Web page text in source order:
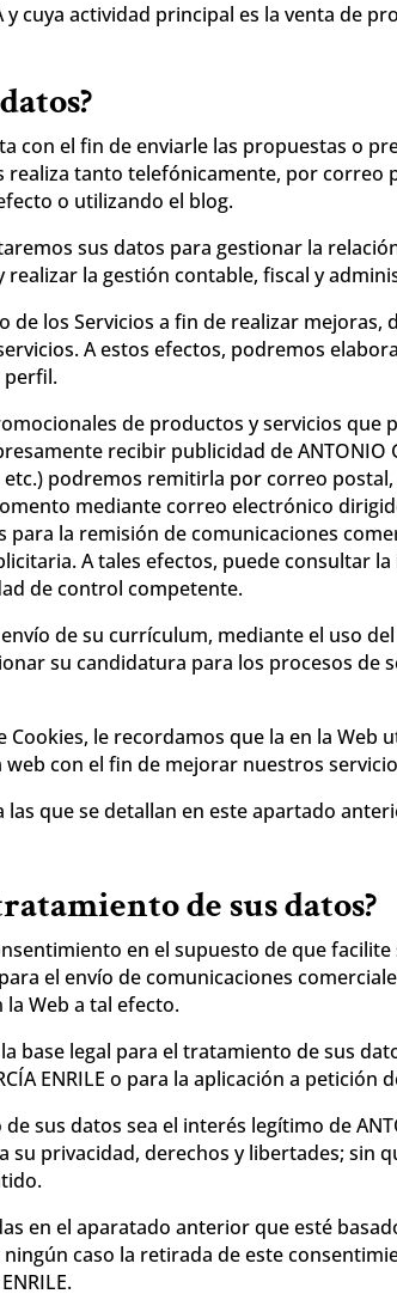
y cuya actividad principal es la venta de
con el fin de enviarle las propuestas o
tanto telefónicamente, por
o utilizando el blog.
sus datos para gestionar la
la gestión contable, fiscal y
los Servicios a fin de realizar mejoras,
A estos efectos, podremos
perfil.
de productos y servicios que
recibir publicidad de ANTONIO
podremos remitirla por correo
mediante correo electrónico
la remisión de comunicaciones
A tales efectos, puede consultar
de control competente.
de su currículum, mediante el uso
su candidatura para los procesos de
le recordamos que la en la Web
con el fin de mejorar nuestros
que se detallan en este apartado
de sus datos?
en el supuesto de que facilite
el envío de comunicaciones
Web a tal efecto.
la base legal para el tratamiento de sus
ENRILE o para la aplicación a petición
sus datos sea el interés legítimo de
privacidad, derechos y libertades; sin
en el aparatado anterior que esté
caso la retirada de este